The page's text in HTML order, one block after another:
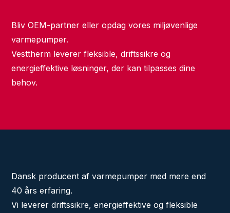
Bliv OEM-partner eller opdag vores miljøvenlige
varmepumper.
Vesttherm leverer fleksible, driftssikre og
energieffektive løsninger, der kan tilpasses dine
behov.
Dansk producent af varmepumper med mere end
40 års erfaring.
Vi leverer driftssikre, energieffektive og fleksible